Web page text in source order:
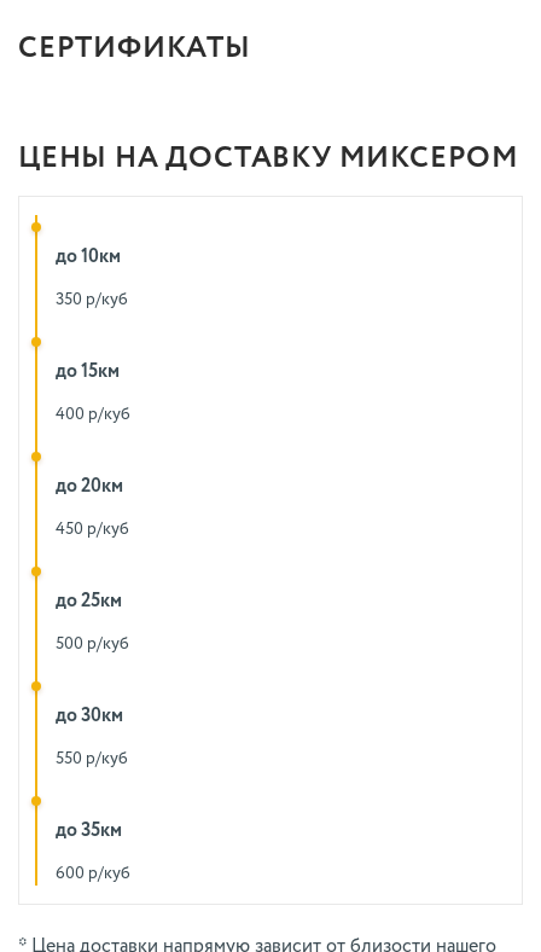
СЕРТИФИКАТЫ
ЦЕНЫ НА ДОСТАВКУ МИКСЕРОМ
до 10км
350 р/куб
до 15км
400 р/куб
до 20км
450 р/куб
до 25км
500 р/куб
до 30км
550 р/куб
до 35км
600 р/куб
* Цена доставки напрямую зависит от близости нашего